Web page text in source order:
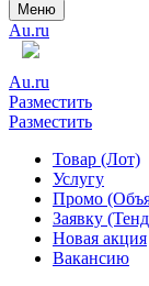
Меню
Au.ru
Au.ru
Разместить
Разместить
Товар (Лот)
Услугу
Промо
Заявку
Новая акция
Вакансию